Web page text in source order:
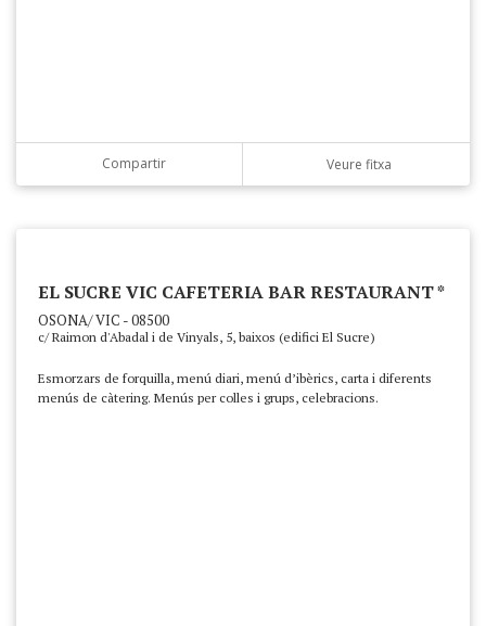
Compartir Veure fitxa
EL SUCRE VIC CAFETERIA BAR RESTAURANT *
OSONA/ VIC - 08500
c/ Raimon d'Abadal i de Vinyals, 5, baixos (edifici El Sucre)
Esmorzars de forquilla, menú diari, menú d’ibèrics, carta i diferents
menús de càtering. Menús per colles i grups, celebracions.